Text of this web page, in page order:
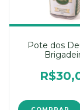
Pote dos